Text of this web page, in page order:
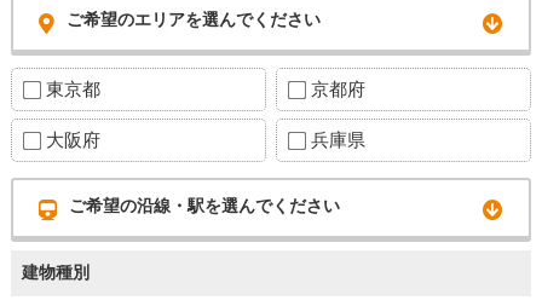
ご希望のエリアを選んでください
東京都 京都府
大阪府 兵庫県
ご希望の沿線・駅を選んでください
建物種別